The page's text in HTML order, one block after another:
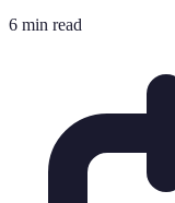
6 min read